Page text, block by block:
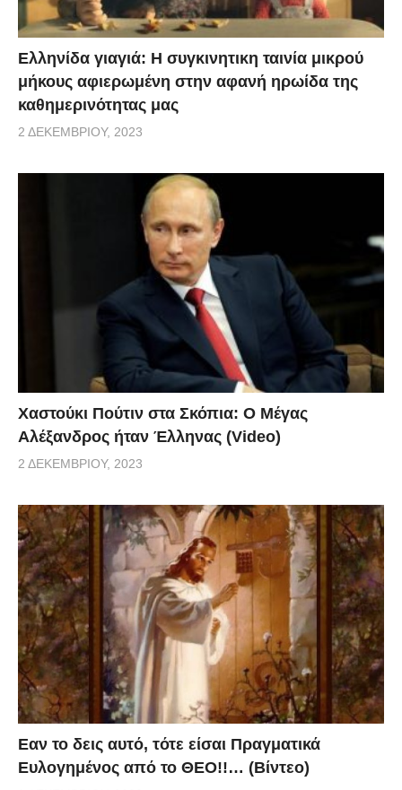
Ελληνίδα γιαγιά: Η συγκινητικη ταινία μικρού
μήκους αφιερωμένη στην αφανή ηρωίδα της
καθημερινότητας μας
2 ΔΕΚΕΜΒΡΊΟΥ, 2023
Χαστούκι Πούτιν στα Σκόπια: Ο Μέγας
Αλέξανδρος ήταν Έλληνας (Video)
2 ΔΕΚΕΜΒΡΊΟΥ, 2023
Eαν το δεις αυτό, τότε είσαι Πραγματικά
Ευλογημένος από το ΘΕΟ!!… (Βίντεο)